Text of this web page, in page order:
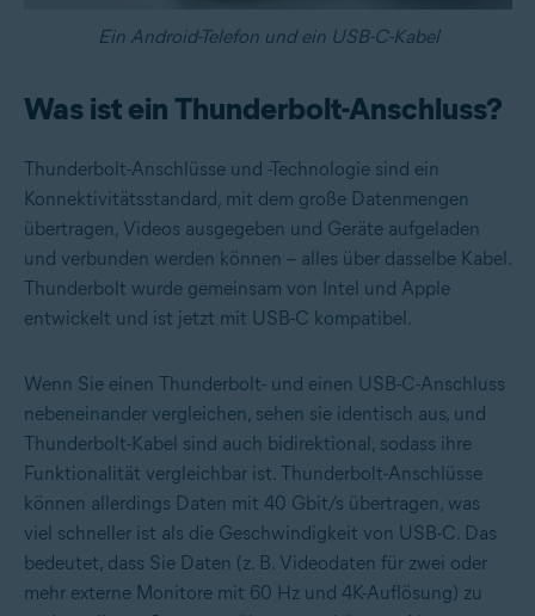
Ein Android-Telefon und ein USB-C-Kabel
Was ist ein Thunderbolt-Anschluss?
Thunderbolt-Anschlüsse und -Technologie sind ein
Konnektivitätsstandard, mit dem große Datenmengen
übertragen, Videos ausgegeben und Geräte aufgeladen
und verbunden werden können – alles über dasselbe Kabel.
Thunderbolt wurde gemeinsam von Intel und Apple
entwickelt und ist jetzt mit USB-C kompatibel.
Wenn Sie einen Thunderbolt- und einen USB-C-Anschluss
nebeneinander vergleichen, sehen sie identisch aus, und
Thunderbolt-Kabel sind auch bidirektional, sodass ihre
Funktionalität vergleichbar ist. Thunderbolt-Anschlüsse
können allerdings Daten mit 40 Gbit/s übertragen, was
viel schneller ist als die Geschwindigkeit von USB-C. Das
bedeutet, dass Sie Daten (z. B. Videodaten für zwei oder
mehr externe Monitore mit 60 Hz und 4K-Auflösung) zu